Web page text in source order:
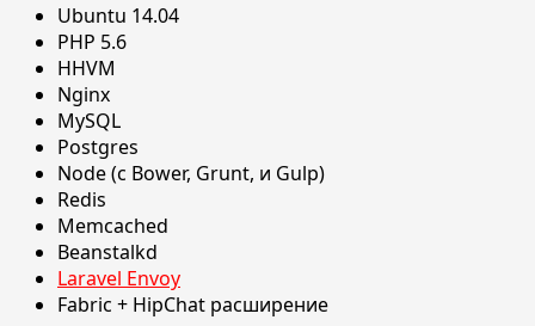
Ubuntu 14.04
PHP 5.6
HHVM
Nginx
MySQL
Postgres
Node (с Bower, Grunt, и Gulp)
Redis
Memcached
Beanstalkd
Laravel Envoy
Fabric + HipChat расширение